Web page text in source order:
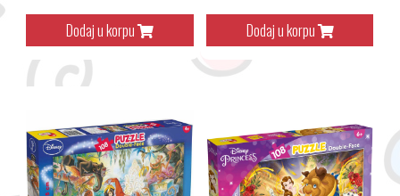
Dodaj u korpu Dodaj u korpu